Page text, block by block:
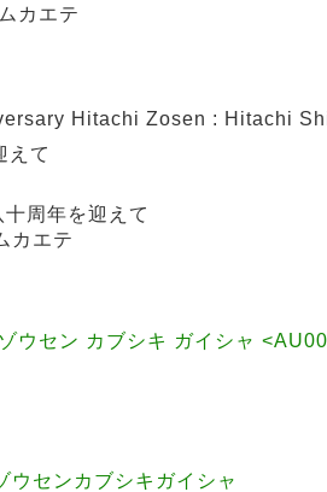
カエテ
Hitachi Zosen : Hitachi
えて
周年を迎えて
カエテ
ウセン カブシキ ガイシャ
ウセンカブシキガイシャ